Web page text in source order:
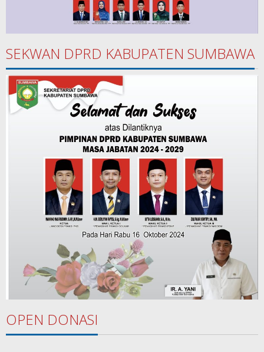
SEKWAN DPRD KABUPATEN SUMBAWA
OPEN DONASI